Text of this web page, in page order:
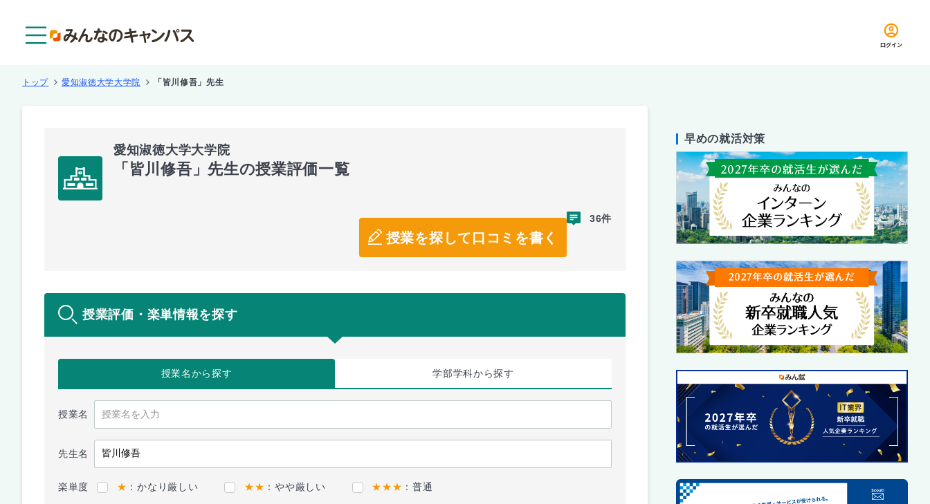
ログイン
トップ 愛知淑徳大学大学院 「皆川修吾」先生
愛知淑徳大学大学院
「皆川修吾」先生の授業評価一覧
授業を探して口コミを書く
36件
授業評価・楽単情報を探す
授業名から探す 学部学科から探す
授業名
先生名
楽単度 ★ ：かなり厳しい ★★ ：やや厳しい ★★★ ：普通
早めの就活対策